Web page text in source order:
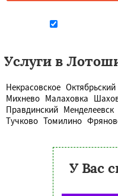
Услуги в
Некрасовское Октябрьский
Михнево Малаховка
Правдинский Менделеевск
Тучково Томилино
У Вас